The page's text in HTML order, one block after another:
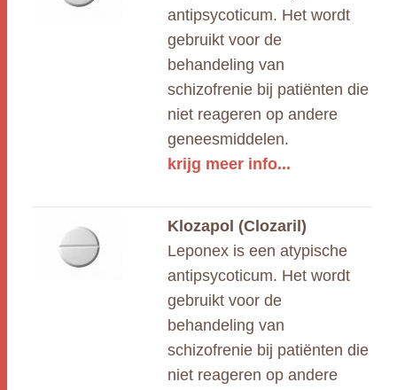
antipsycoticum. Het wordt
gebruikt voor de
behandeling van
schizofrenie bij patiënten die
niet reageren op andere
geneesmiddelen.
krijg meer info...
Klozapol (Clozaril)
Leponex is een atypische
antipsycoticum. Het wordt
gebruikt voor de
behandeling van
schizofrenie bij patiënten die
niet reageren op andere